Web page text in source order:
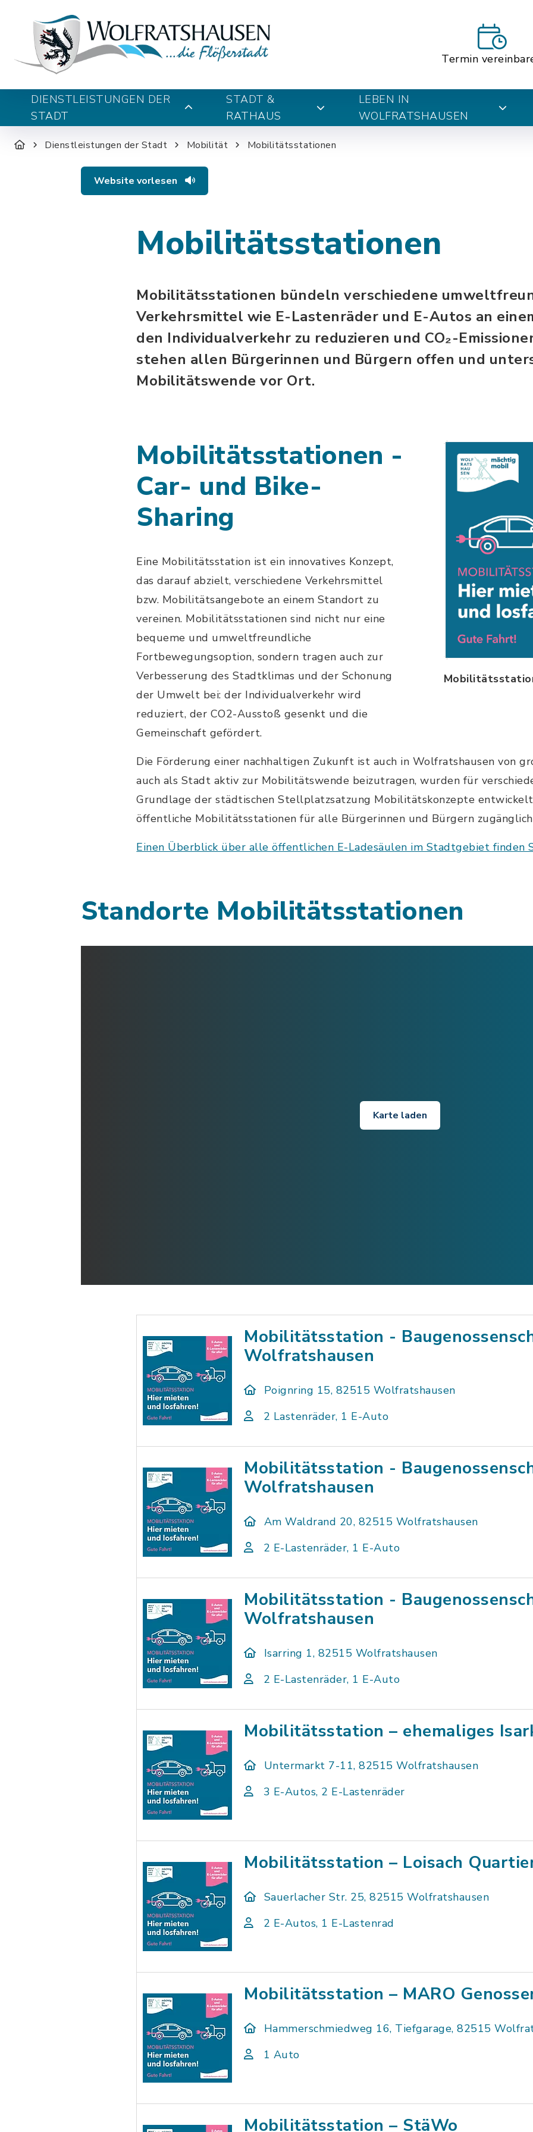
Termin
DIENSTLEISTUNGEN DER
STADT
STADT &
RATHAUS
LEBEN IN
WOLFRATSHAUSEN
Dienstleistungen der Stadt Mobilität Mobilitätsstationen
Website vorlesen
Mobilitätsstationen
Mobilitätsstationen bündeln verschiedene
Verkehrsmittel wie E-Lastenräder und E-Autos an
den Individualverkehr zu reduzieren und CO₂-
stehen allen Bürgerinnen und Bürgern offen und
Mobilitätswende vor Ort.
Mobilitätsstationen -
Car- und Bike-
Sharing
Eine Mobilitätsstation ist ein innovatives Konzept,
das darauf abzielt, verschiedene Verkehrsmittel
bzw. Mobilitätsangebote an einem Standort zu
vereinen. Mobilitätsstationen sind nicht nur eine
bequeme und umweltfreundliche
Fortbewegungsoption, sondern tragen auch zur
Verbesserung des Stadtklimas und der Schonung
der Umwelt bei: der Individualverkehr wird
reduziert, der CO2-Ausstoß gesenkt und die
Gemeinschaft gefördert.
Die Förderung einer nachhaltigen Zukunft ist auch in Wolfratshausen von
auch als Stadt aktiv zur Mobilitätswende beizutragen, wurden für
Grundlage der städtischen Stellplatzsatzung Mobilitätskonzepte
öffentliche Mobilitätsstationen für alle Bürgerinnen und Bürgern
Einen Überblick über alle öffentlichen E-Ladesäulen im Stadtgebiet finden
Standorte Mobilitätsstationen
Karte laden
Mobilitätsstation -
Wolfratshausen
Poignring 15, 82515 Wolfratshausen
2 Lastenräder, 1 E-Auto
Mobilitätsstation -
Wolfratshausen
Am Waldrand 20, 82515 Wolfratshausen
2 E-Lastenräder, 1 E-Auto
Mobilitätsstation -
Wolfratshausen
Isarring 1, 82515 Wolfratshausen
2 E-Lastenräder, 1 E-Auto
Mobilitätsstation – ehemaliges
Untermarkt 7-11, 82515 Wolfratshausen
3 E-Autos, 2 E-Lastenräder
Mobilitätsstation – Loisach
Sauerlacher Str. 25, 82515 Wolfratshausen
2 E-Autos, 1 E-Lastenrad
Mobilitätsstation – MARO
Hammerschmiedweg 16, Tiefgarage, 82515
1 Auto
Mobilitätsstation – StäWo